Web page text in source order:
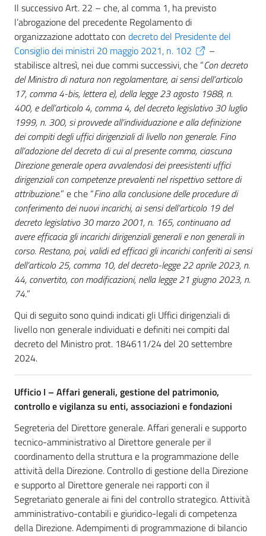
Il successivo Art. 22 – che, al comma 1, ha previsto
l’abrogazione del precedente Regolamento di
organizzazione adottato con decreto del Presidente del
Consiglio dei ministri 20 maggio 2021, n. 102
–
stabilisce altresì, nei due commi successivi, che “Con decreto
del Ministro di natura non regolamentare, ai sensi dell’articolo
17, comma 4-bis, lettera e), della legge 23 agosto 1988, n.
400, e dell’articolo 4, comma 4, del decreto legislativo 30 luglio
1999, n. 300, si provvede all’individuazione e alla definizione
dei compiti degli uffici dirigenziali di livello non generale. Fino
all’adozione del decreto di cui al presente comma, ciascuna
Direzione generale opera avvalendosi dei preesistenti uffici
dirigenziali con competenze prevalenti nel rispettivo settore di
attribuzione.” e che “Fino alla conclusione delle procedure di
conferimento dei nuovi incarichi, ai sensi dell’articolo 19 del
decreto legislativo 30 marzo 2001, n. 165, continuano ad
avere efficacia gli incarichi dirigenziali generali e non generali in
corso. Restano, poi, validi ed efficaci gli incarichi conferiti ai sensi
dell’articolo 25, comma 10, del decreto-legge 22 aprile 2023, n.
44, convertito, con modificazioni, nella legge 21 giugno 2023, n.
74.”
Qui di seguito sono quindi indicati gli Uffici dirigenziali di
livello non generale individuati e definiti nei compiti dal
decreto del Ministro prot. 184611/24 del 20 settembre
2024.
Ufficio I – Affari generali, gestione del patrimonio,
controllo e vigilanza su enti, associazioni e fondazioni
Segreteria del Direttore generale. Affari generali e supporto
tecnico-amministrativo al Direttore generale per il
coordinamento della struttura e la programmazione delle
attività della Direzione. Controllo di gestione della Direzione
e supporto al Direttore generale nei rapporti con il
Segretariato generale ai fini del controllo strategico. Attività
amministrativo-contabili e giuridico-legali di competenza
della Direzione. Adempimenti di programmazione di bilancio